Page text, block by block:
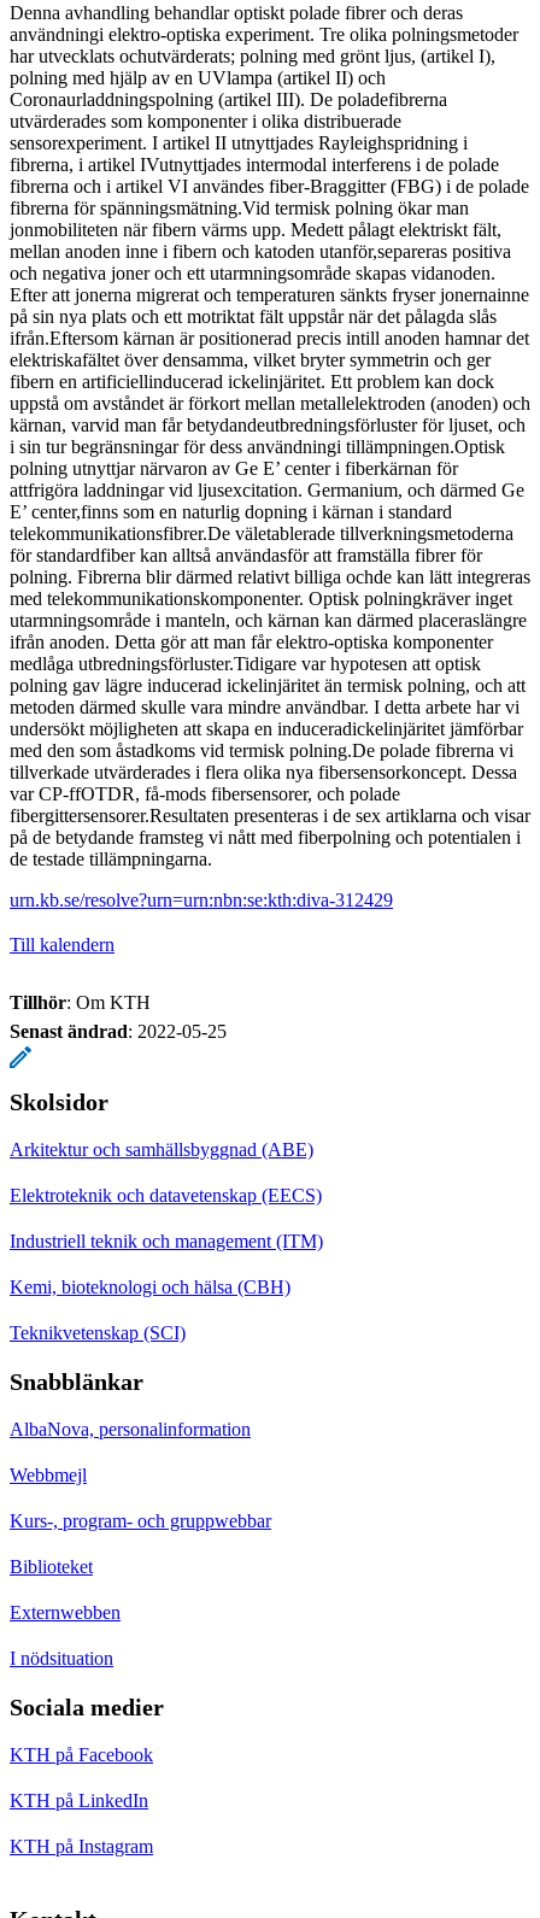
Denna avhandling behandlar optiskt polade fibrer och deras
användningi elektro-optiska experiment. Tre olika polningsmetoder
har utvecklats ochutvärderats; polning med grönt ljus, (artikel I),
polning med hjälp av en UVlampa (artikel II) och
Coronaurladdningspolning (artikel III). De poladefibrerna
utvärderades som komponenter i olika distribuerade
sensorexperiment. I artikel II utnyttjades Rayleighspridning i
fibrerna, i artikel IVutnyttjades intermodal interferens i de polade
fibrerna och i artikel VI användes fiber-Braggitter (FBG) i de polade
fibrerna för spänningsmätning.Vid termisk polning ökar man
jonmobiliteten när fibern värms upp. Medett pålagt elektriskt fält,
mellan anoden inne i fibern och katoden utanför,separeras positiva
och negativa joner och ett utarmningsområde skapas vidanoden.
Efter att jonerna migrerat och temperaturen sänkts fryser jonernainne
på sin nya plats och ett motriktat fält uppstår när det pålagda slås
ifrån.Eftersom kärnan är positionerad precis intill anoden hamnar det
elektriskafältet över densamma, vilket bryter symmetrin och ger
fibern en artificiellinducerad ickelinjäritet. Ett problem kan dock
uppstå om avståndet är förkort mellan metallelektroden (anoden) och
kärnan, varvid man får betydandeutbredningsförluster för ljuset, och
i sin tur begränsningar för dess användningi tillämpningen.Optisk
polning utnyttjar närvaron av Ge E’ center i fiberkärnan för
attfrigöra laddningar vid ljusexcitation. Germanium, och därmed Ge
E’ center,finns som en naturlig dopning i kärnan i standard
telekommunikationsfibrer.De väletablerade tillverkningsmetoderna
för standardfiber kan alltså användasför att framställa fibrer för
polning. Fibrerna blir därmed relativt billiga ochde kan lätt integreras
med telekommunikationskomponenter. Optisk polningkräver inget
utarmningsområde i manteln, och kärnan kan därmed placeraslängre
ifrån anoden. Detta gör att man får elektro-optiska komponenter
medlåga utbredningsförluster.Tidigare var hypotesen att optisk
polning gav lägre inducerad ickelinjäritet än termisk polning, och att
metoden därmed skulle vara mindre användbar. I detta arbete har vi
undersökt möjligheten att skapa en induceradickelinjäritet jämförbar
med den som åstadkoms vid termisk polning.De polade fibrerna vi
tillverkade utvärderades i flera olika nya fibersensorkoncept. Dessa
var CP-ffOTDR, få-mods fibersensorer, och polade
fibergittersensorer.Resultaten presenteras i de sex artiklarna och visar
på de betydande framsteg vi nått med fiberpolning och potentialen i
de testade tillämpningarna.
urn.kb.se/resolve?urn=urn:nbn:se:kth:diva-312429
Till kalendern
Tillhör: Om KTH
Senast ändrad: 2022-05-25
Skolsidor
Arkitektur och samhällsbyggnad (ABE)
Elektroteknik och datavetenskap (EECS)
Industriell teknik och management (ITM)
Kemi, bioteknologi och hälsa (CBH)
Teknikvetenskap (SCI)
Snabblänkar
AlbaNova, personalinformation
Webbmejl
Kurs-, program- och gruppwebbar
Biblioteket
Externwebben
I nödsituation
Sociala medier
KTH på Facebook
KTH på LinkedIn
KTH på Instagram